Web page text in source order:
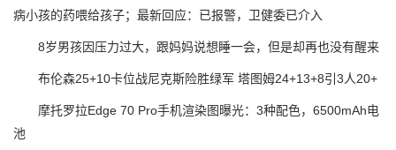
病小孩的药喂给孩子；最新回应：已报警，卫健委已介入
8岁男孩因压力过大，跟妈妈说想睡一会，但是却再也没有醒来
布伦森25+10卡位战尼克斯险胜绿军 塔图姆24+13+8引3人20+
摩托罗拉Edge 70 Pro手机渲染图曝光：3种配色，6500mAh电
池